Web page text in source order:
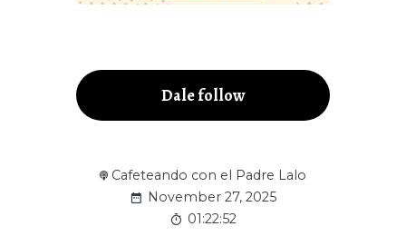
Dale follow
Cafeteando con el Padre Lalo
November 27, 2025
01:22:52